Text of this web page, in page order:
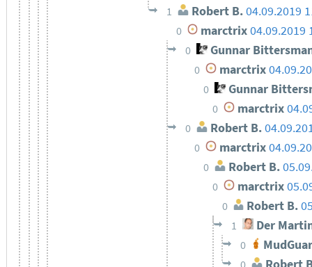
1 Robert B.04.09.2019
0 marctrix04.09.2019
0 Gunnar
0 marctrix
0 Gunnar
0 marctrix
0 Robert B.
0 marctrix
0 Robert B.
0 marctrix
0 Robert B.
1 Der
0
0